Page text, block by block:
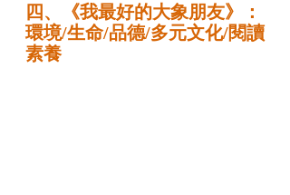
四、《我最好的大象朋友》：
環境/生命/品德/多元文化/閱讀
素養